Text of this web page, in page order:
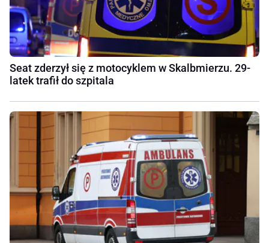
Seat zderzył się z motocyklem w Skalbmierzu. 29-
latek trafił do szpitala